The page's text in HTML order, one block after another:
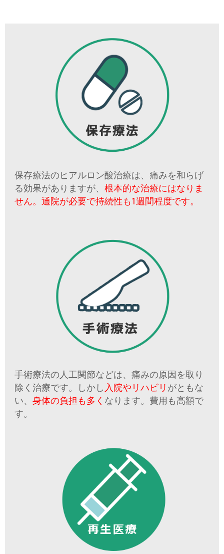
保存療法のヒアルロン酸治療は、痛みを和らげ
る効果がありますが、 根本的な治療にはなりま
せん。通院が必要で持続性も1週間程度です。
手術療法の人工関節などは、痛みの原因を取り
除く治療です。しかし 入院やリハビリ がともな
い、 身体の負担も多く なります。費用も高額で
す。